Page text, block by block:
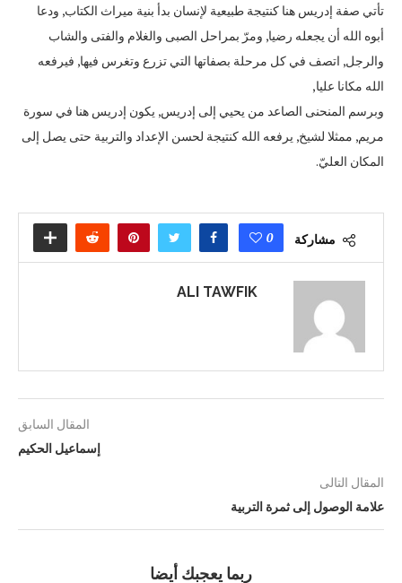
تأتي صفة إدريس هنا كنتيجة طبيعية لإنسان بدأ بنية ميراث الكتاب, ودعا
أبوه الله أن يجعله رضيا, ومرّ بمراحل الصبى والغلام والفتى والشاب
والرجل, اتصف في كل مرحلة بصفاتها التي تزرع وتغرس فيها, فيرفعه
الله مكانا عليا,
وبرسم المنحنى الصاعد من يحيي إلى إدريس, يكون إدريس هنا في سورة
مريم, ممثلا لشيخ, يرفعه الله كنتيجة لحسن الإعداد والتربية حتى يصل إلى
المكان العليّ.
مشاركة 0
ALI TAWFIK
المقال السابق
إسماعيل الحكيم
المقال التالى
علامة الوصول إلى ثمرة التربية
ربما يعجبك أيضا